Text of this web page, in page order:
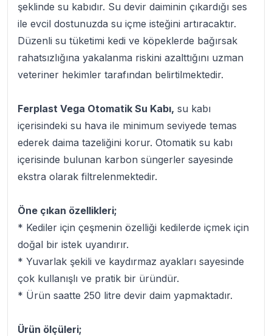
şeklinde su kabıdır. Su devir daiminin çıkardığı ses
ile evcil dostunuzda su içme isteğini artıracaktır.
Düzenli su tüketimi kedi ve köpeklerde bağırsak
rahatsızlığına yakalanma riskini azalttığını uzman
veteriner hekimler tarafından belirtilmektedir.
Ferplast Vega Otomatik Su Kabı, su kabı
içerisindeki su hava ile minimum seviyede temas
ederek daima tazeliğini korur. Otomatik su kabı
içerisinde bulunan karbon süngerler sayesinde
ekstra olarak filtrelenmektedir.
Öne çıkan özellikleri;
* Kediler için çeşmenin özelliği kedilerde içmek için
doğal bir istek uyandırır.
* Yuvarlak şekili ve kaydırmaz ayakları sayesinde
çok kullanışlı ve pratik bir üründür.
* Ürün saatte 250 litre devir daim yapmaktadır.
Ürün ölçüleri;